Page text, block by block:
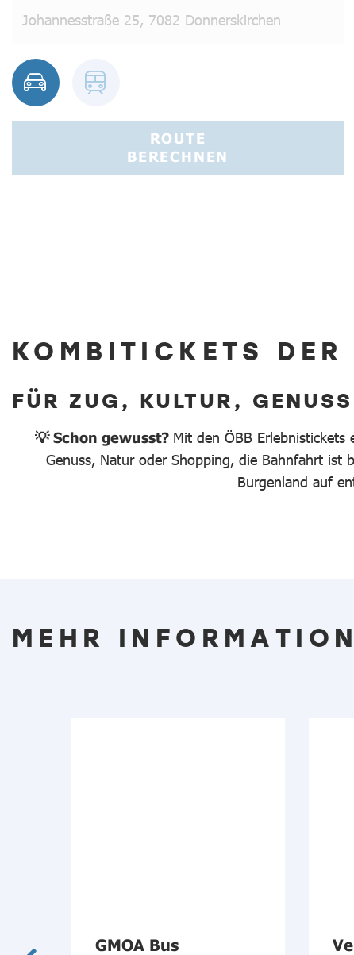
ROUTE
BERECHNEN
KOMBITICKETS DER
FÜR ZUG, KULTUR,
💡 Schon gewusst? Mit den ÖBB
Genuss, Natur oder Shopping, die Bahnfahrt ist
Burgenland auf
MEHR
GMOA Bus